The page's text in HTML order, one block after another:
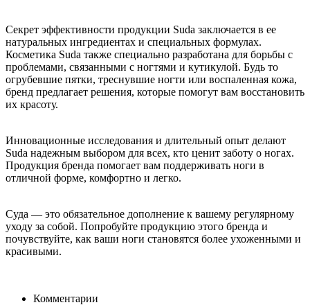
Секрет эффективности продукции Suda заключается в ее
натуральных ингредиентах и специальных формулах.
Косметика Suda также специально разработана для борьбы с
проблемами, связанными с ногтями и кутикулой. Будь то
огрубевшие пятки, треснувшие ногти или воспаленная кожа,
бренд предлагает решения, которые помогут вам восстановить
их красоту.
Инновационные исследования и длительный опыт делают
Suda надежным выбором для всех, кто ценит заботу о ногах.
Продукция бренда помогает вам поддерживать ноги в
отличной форме, комфортно и легко.
Суда — это обязательное дополнение к вашему регулярному
уходу за собой. Попробуйте продукцию этого бренда и
почувствуйте, как ваши ноги становятся более ухоженными и
красивыми.
Комментарии